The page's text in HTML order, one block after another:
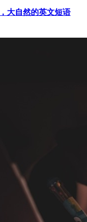
大自然的英文短语